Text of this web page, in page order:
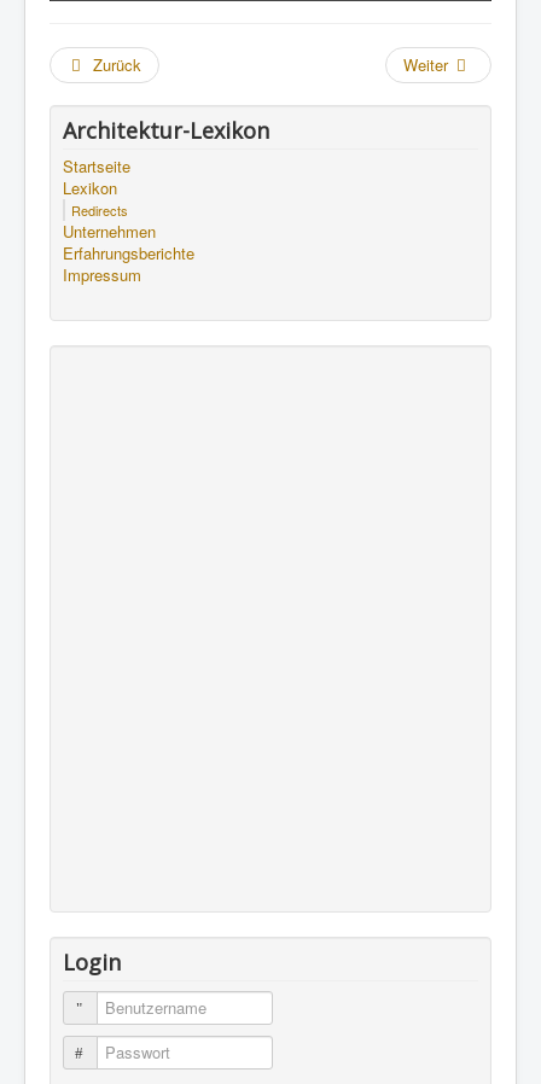
Zurück Weiter
Architektur-Lexikon
Startseite
Lexikon
Redirects
Unternehmen
Erfahrungsberichte
Impressum
Login
Benutzername
Passwort